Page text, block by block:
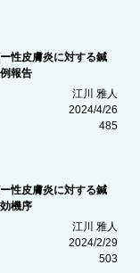
性皮膚炎に対する鍼
報告
江川 雅人
2024/4/26
485
性皮膚炎に対する鍼
機序
江川 雅人
2024/2/29
503